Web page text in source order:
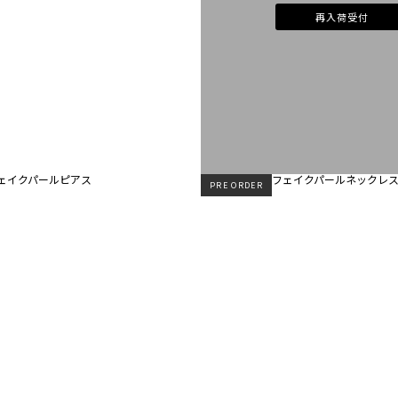
再入荷受付
PRE ORDER